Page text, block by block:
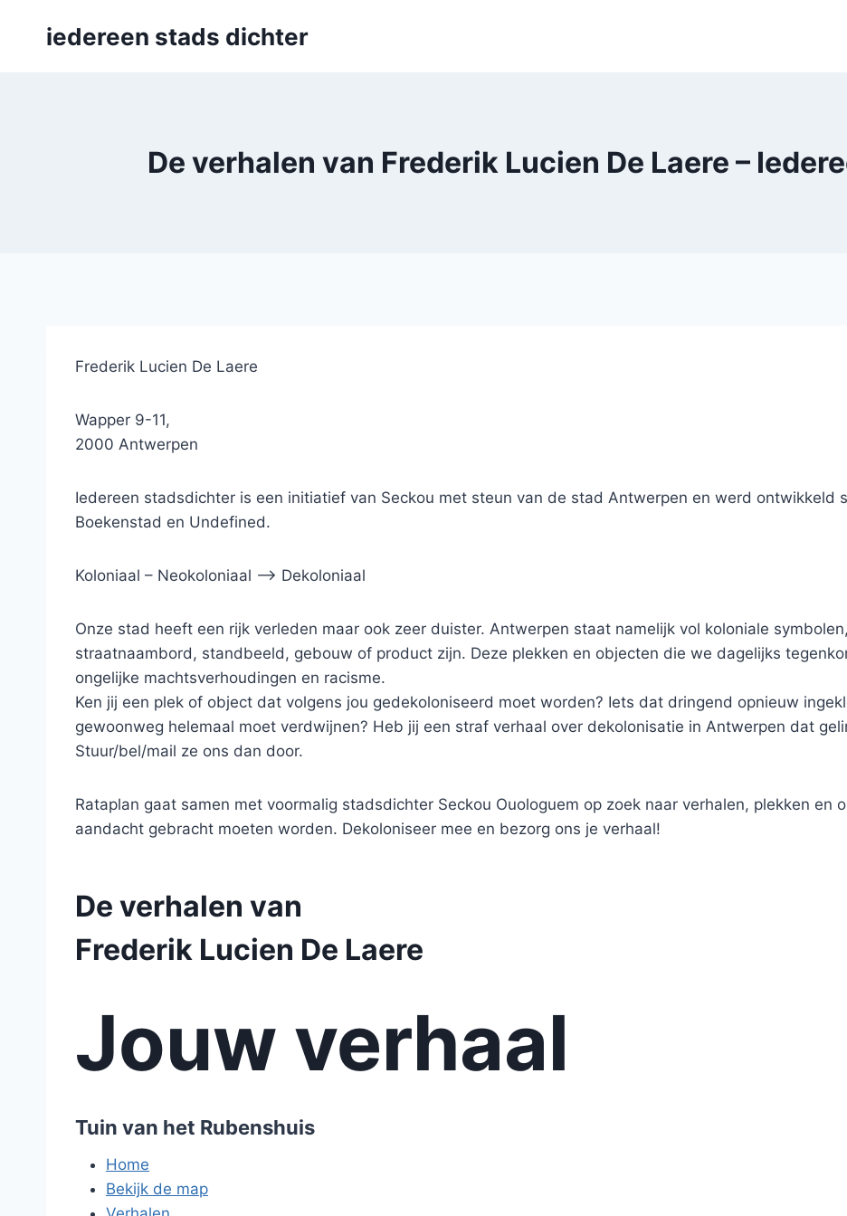
iedereen stads dichter
De verhalen van Frederik Lucien De Laere –
Frederik Lucien De Laere
Wapper 9-11,
2000 Antwerpen
Iedereen stadsdichter is een initiatief van Seckou met steun van de stad Antwerpen en werd ontwikkeld
Boekenstad en Undefined.
Koloniaal – Neokoloniaal –> Dekoloniaal
Onze stad heeft een rijk verleden maar ook zeer duister. Antwerpen staat namelijk vol koloniale
straatnaambord, standbeeld, gebouw of product zijn. Deze plekken en objecten die we dagelijks
ongelijke machtsverhoudingen en racisme.
Ken jij een plek of object dat volgens jou gedekoloniseerd moet worden? Iets dat dringend opnieuw
gewoonweg helemaal moet verdwijnen? Heb jij een straf verhaal over dekolonisatie in Antwerpen dat
Stuur/bel/mail ze ons dan door.
Rataplan gaat samen met voormalig stadsdichter Seckou Ouologuem op zoek naar verhalen, plekken en
aandacht gebracht moeten worden. Dekoloniseer mee en bezorg ons je verhaal!
De verhalen van
Frederik Lucien De Laere
Jouw verhaal
Tuin van het Rubenshuis
Home
Bekijk de map